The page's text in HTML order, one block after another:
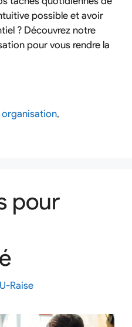
possible et avoir
? Découvrez notre
pour vous rendre la
organisation,
pour
Raise